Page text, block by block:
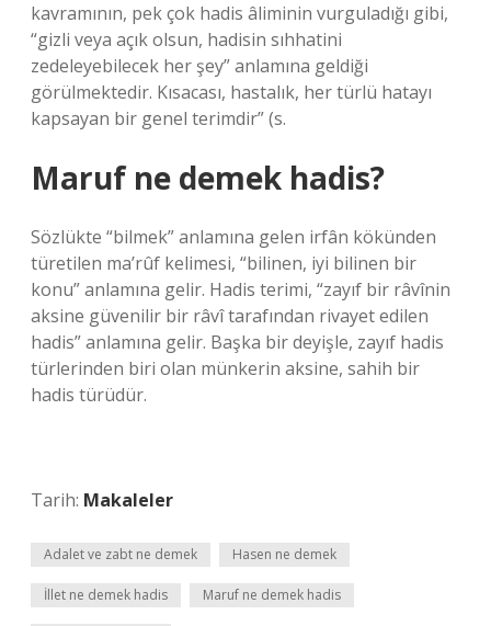
kavramının, pek çok hadis âliminin vurguladığı gibi,
“gizli veya açık olsun, hadisin sıhhatini
zedeleyebilecek her şey” anlamına geldiği
görülmektedir. Kısacası, hastalık, her türlü hatayı
kapsayan bir genel terimdir” (s.
Maruf ne demek hadis?
Sözlükte “bilmek” anlamına gelen irfân kökünden
türetilen ma’rûf kelimesi, “bilinen, iyi bilinen bir
konu” anlamına gelir. Hadis terimi, “zayıf bir râvînin
aksine güvenilir bir râvî tarafından rivayet edilen
hadis” anlamına gelir. Başka bir deyişle, zayıf hadis
türlerinden biri olan münkerin aksine, sahih bir
hadis türüdür.
Tarih: Makaleler
Adalet ve zabt ne demek Hasen ne demek
İllet ne demek hadis Maruf ne demek hadis